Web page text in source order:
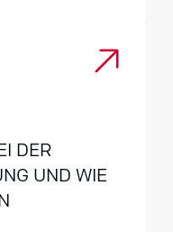
DER
UND WIE